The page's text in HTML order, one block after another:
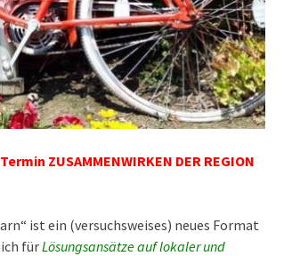
ZUSAMMENWIRKEN DER REGION
ist ein (versuchsweises) neues Format
fürLösungsansätze auf lokaler und